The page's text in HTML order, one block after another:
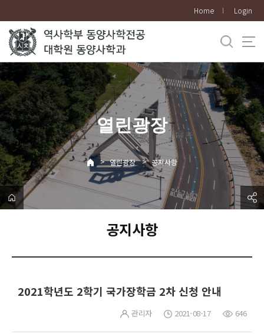
로
메
뉴
Home Login
열린광장
> 열린광장 > 공지사항
공지사항
2021학년도 2학기 국가장학금 2차 신청 안내
관리자 2021-08-17 646